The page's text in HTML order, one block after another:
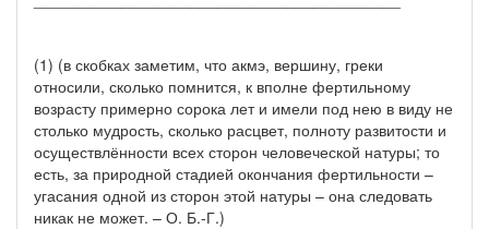
(1) (в скобках заметим, что акмэ, вершину, греки
относили, сколько помнится, к вполне фертильному
возрасту примерно сорока лет и имели под нею в виду не
столько мудрость, сколько расцвет, полноту развитости и
осуществлённости всех сторон человеческой натуры; то
есть, за природной стадией окончания фертильности –
угасания одной из сторон этой натуры – она следовать
никак не может. – О. Б.-Г.)